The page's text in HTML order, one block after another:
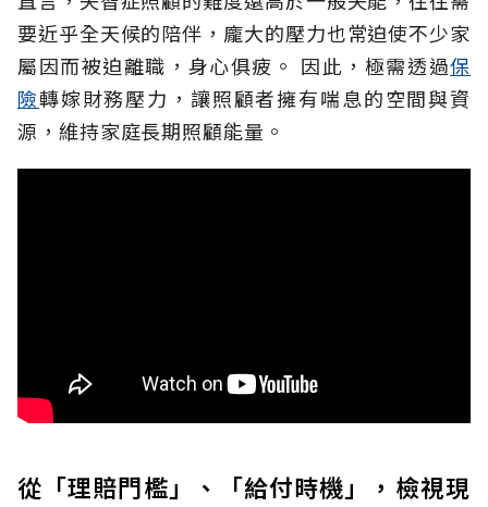
要近乎全天候的陪伴，龐大的壓力也常迫使不少家
屬因而被迫離職，身心俱疲。 因此，極需透過保
險轉嫁財務壓力，讓照顧者擁有喘息的空間與資
源，維持家庭長期照顧能量。
從「理賠門檻」、「給付時機」，檢視現